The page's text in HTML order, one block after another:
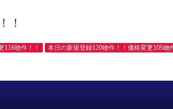
！
116物件！！ 本日の新規登録120物件！！価格変更105物